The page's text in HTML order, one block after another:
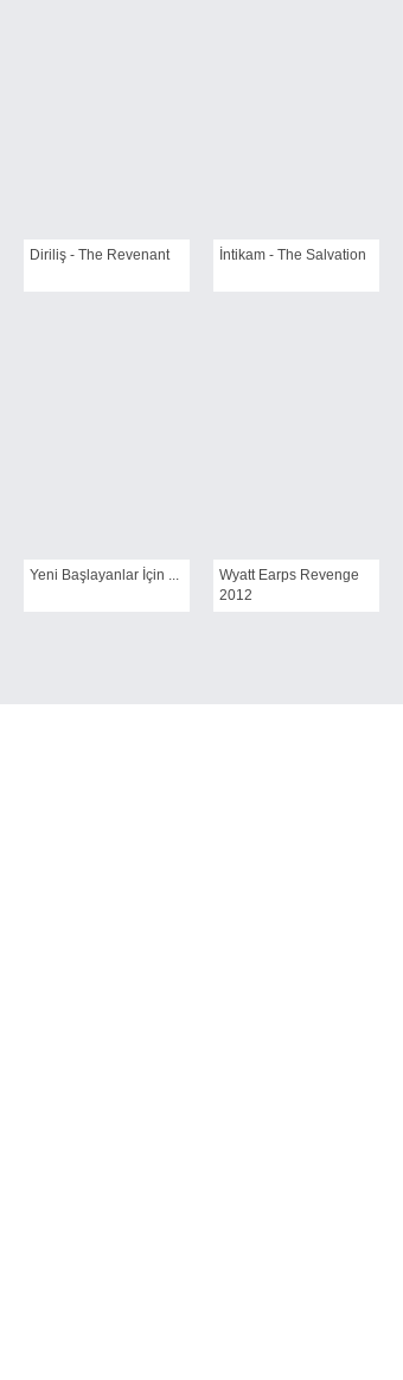
Diriliş - The Revenant İntikam - The Salvation
Yeni Başlayanlar İçin ...
Wyatt Earps Revenge
2012